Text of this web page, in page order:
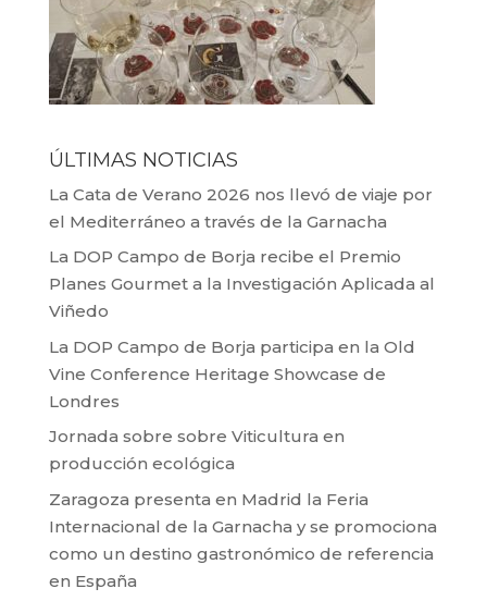
ÚLTIMAS NOTICIAS
La Cata de Verano 2026 nos llevó de viaje por
el Mediterráneo a través de la Garnacha
La DOP Campo de Borja recibe el Premio
Planes Gourmet a la Investigación Aplicada al
Viñedo
La DOP Campo de Borja participa en la Old
Vine Conference Heritage Showcase de
Londres
Jornada sobre sobre Viticultura en
producción ecológica
Zaragoza presenta en Madrid la Feria
Internacional de la Garnacha y se promociona
como un destino gastronómico de referencia
en España